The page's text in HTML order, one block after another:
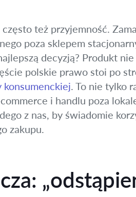
też przyjemność.
poza sklepem
decyzją? Produkt
polskie prawo stoi po
konsumenckiej. To nie tylko
i handlu poza
z nas, by świadomie
zakupu.